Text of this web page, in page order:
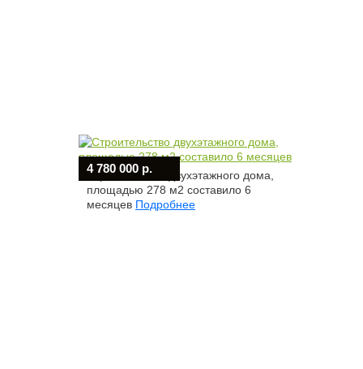
4 780 000 р.
Строительство двухэтажного дома,
площадью 278 м2 составило 6
месяцев Подробнее